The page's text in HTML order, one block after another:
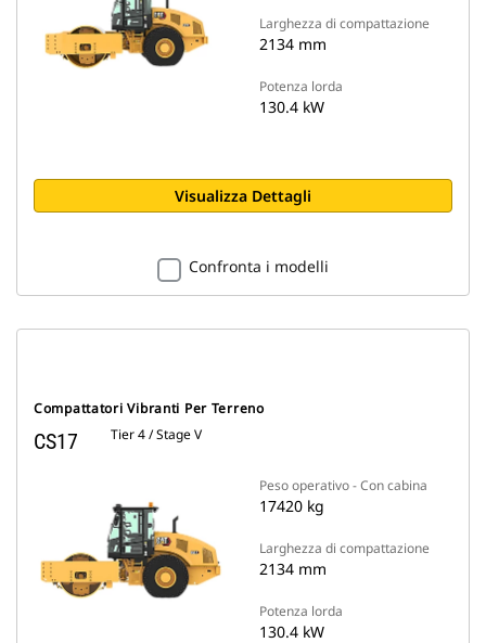
Larghezza di compattazione
2134 mm
Potenza lorda
130.4 kW
Visualizza Dettagli
Confronta i modelli
Compattatori Vibranti Per Terreno
CS17 Tier 4 / Stage V
Peso operativo - Con cabina
17420 kg
Larghezza di compattazione
2134 mm
Potenza lorda
130.4 kW